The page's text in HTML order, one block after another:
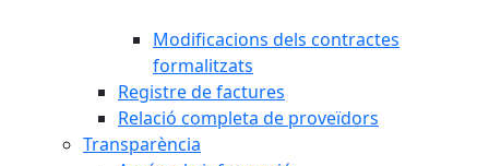
Modificacions dels contractes
formalitzats
Registre de factures
Relació completa de proveïdors
Transparència